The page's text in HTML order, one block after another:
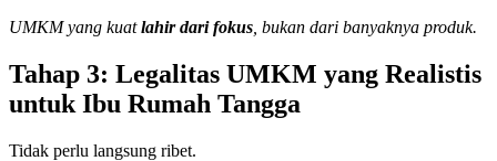
UMKM yang kuatlahir dari fokus , bukan dari banyaknya produk.
Tahap 3: Legalitas UMKM yang Realistis
untuk Ibu Rumah Tangga
Tidak perlu langsung ribet.